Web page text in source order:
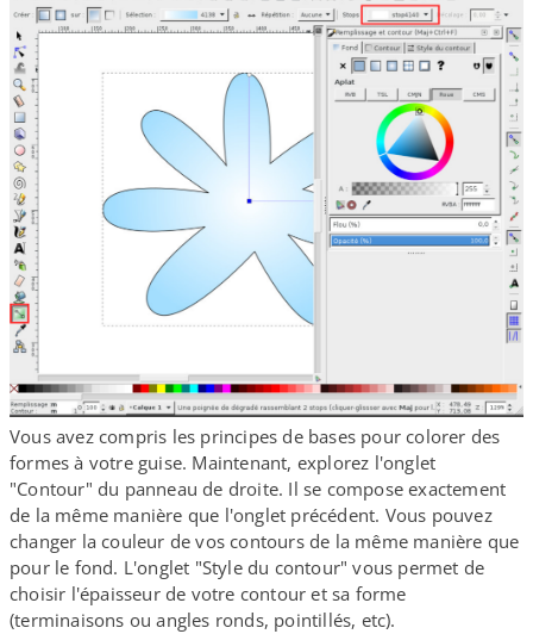
Vous avez compris les principes de bases pour colorer des
formes à votre guise. Maintenant, explorez l'onglet
"Contour" du panneau de droite. Il se compose exactement
de la même manière que l'onglet précédent. Vous pouvez
changer la couleur de vos contours de la même manière que
pour le fond. L'onglet "Style du contour" vous permet de
choisir l'épaisseur de votre contour et sa forme
(terminaisons ou angles ronds, pointillés, etc).